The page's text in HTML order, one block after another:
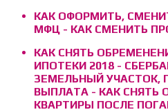
КАК ОФОРМИТЬ,
МФЦ - КАК СМЕНИТЬ
КАК СНЯТЬ
ИПОТЕКИ 2018 -
ЗЕМЕЛЬНЫЙ УЧАСТОК,
ВЫПЛАТА - КАК СНЯТЬ
КВАРТИРЫ ПОСЛЕ